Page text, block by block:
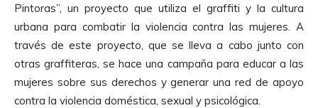
Pintoras”, un proyecto que utiliza el graffiti y la cultura
urbana para combatir la violencia contra las mujeres. A
través de este proyecto, que se lleva a cabo junto con
otras graffiteras, se hace una campaña para educar a las
mujeres sobre sus derechos y generar una red de apoyo
contra la violencia doméstica, sexual y psicológica.